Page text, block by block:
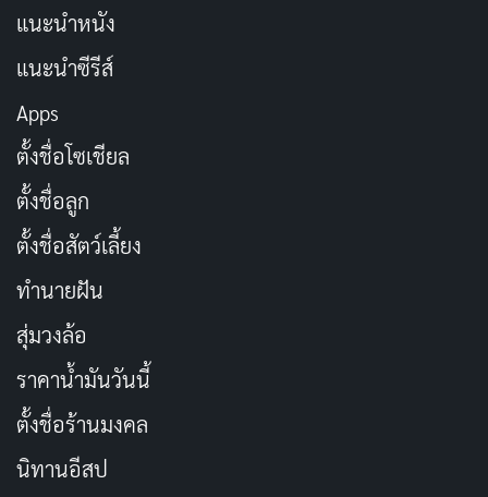
สำเร็จสูงที่สุดในปี 2024 รวมถึงคว้าอันดับ 1 จากการจัด
อันดับ FLASH Sexy Actress 2024
ข้อมูลส่วนตัวของ Yu Tano
รายการ
ชื่อในวงการ
ชื่อภาษาอังกฤษ
ชื่อญี่ปุ่น
วันเกิด
สัญชาติ
แนะนำหนัง
แนะนำซีรีส์
Apps
ตั้งชื่อโซเชียล
ตั้งชื่อลูก
ตั้งชื่อสัตว์เลี้ยง
ทำนายฝัน
สุ่มวงล้อ
ราคาน้ำมันวันนี้
ตั้งชื่อร้านมงคล
นิทานอีสป